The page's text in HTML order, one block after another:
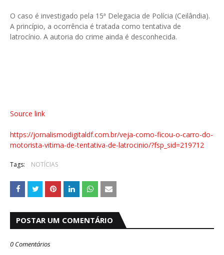
O caso é investigado pela 15ª Delegacia de Polícia (Ceilândia).
A princípio, a ocorrência é tratada como tentativa de
latrocínio. A autoria do crime ainda é desconhecida.
Source link
https://jornalismodigitaldf.com.br/veja-como-ficou-o-carro-do-
motorista-vitima-de-tentativa-de-latrocinio/?fsp_sid=219712
Tags: NOTÍCIAS
POSTAR UM COMENTÁRIO
0 Comentários